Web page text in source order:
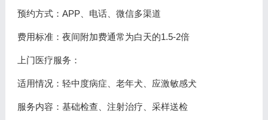
预约方式：APP、电话、微信多渠道
费用标准：夜间附加费通常为白天的1.5-2倍
上门医疗服务：
适用情况：轻中度病症、老年犬、应激敏感犬
服务内容：基础检查、注射治疗、采样送检